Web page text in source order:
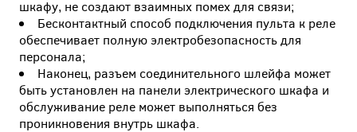
шкафу, не создают взаимных помех для связи;
Бесконтактный способ подключения пульта к реле
обеспечивает полную электробезопасность для
персонала;
Наконец, разъем соединительного шлейфа может
быть установлен на панели электрического шкафа и
обслуживание реле может выполняться без
проникновения внутрь шкафа.